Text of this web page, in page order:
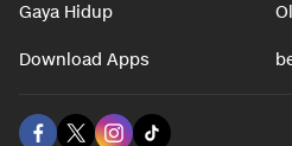
Gaya Hidup
Download Apps